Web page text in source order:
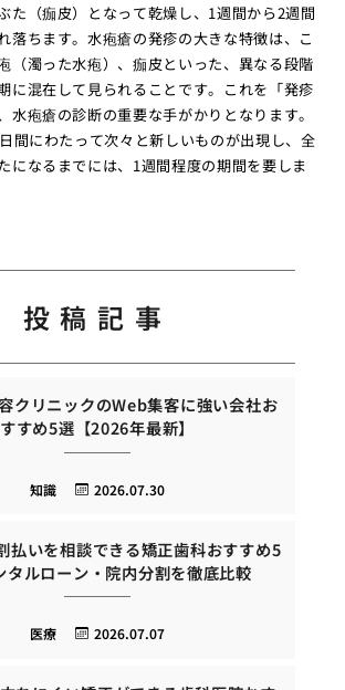
た（痂皮）となって乾燥し、1週間から2週間
落ちます。水疱瘡の発疹の大きな特徴は、こ
（濁った水疱）、痂皮といった、異なる段階
に混在して見られることです。これを「発疹
水疱瘡の診断の重要な手がかりとなります。
間にわたって次々と新しいものが出現し、全
になるまでには、1週間程度の期間を要しま
投稿記事
クリニックのWeb集客に強い会社お
すすめ5選【2026年最新】
2026.07.30
知識
払いを相談できる矯正歯科おすすめ5
タルローン・院内分割を徹底比較
2026.07.07
医療